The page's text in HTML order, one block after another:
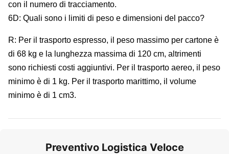
con il numero di tracciamento.
6D: Quali sono i limiti di peso e dimensioni del pacco?
R: Per il trasporto espresso, il peso massimo per cartone è
di 68 kg e la lunghezza massima di 120 cm, altrimenti
sono richiesti costi aggiuntivi. Per il trasporto aereo, il peso
minimo è di 1 kg. Per il trasporto marittimo, il volume
minimo è di 1 cm3.
Preventivo Logistica Veloce